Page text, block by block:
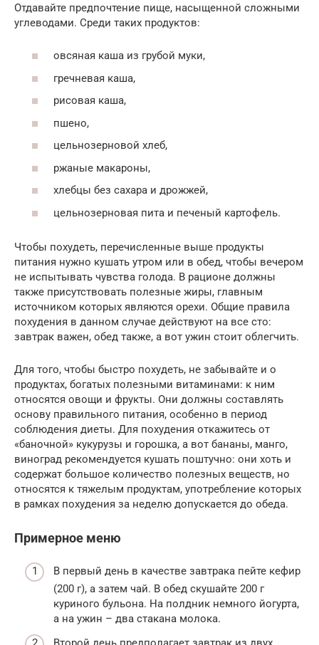
Отдавайте предпочтение пище, насыщенной сложными
углеводами. Среди таких продуктов:
овсяная каша из грубой муки,
гречневая каша,
рисовая каша,
пшено,
цельнозерновой хлеб,
ржаные макароны,
хлебцы без сахара и дрожжей,
цельнозерновая пита и печеный картофель.
Чтобы похудеть, перечисленные выше продукты
питания нужно кушать утром или в обед, чтобы вечером
не испытывать чувства голода. В рационе должны
также присутствовать полезные жиры, главным
источником которых являются орехи. Общие правила
похудения в данном случае действуют на все сто:
завтрак важен, обед также, а вот ужин стоит облегчить.
Для того, чтобы быстро похудеть, не забывайте и о
продуктах, богатых полезными витаминами: к ним
относятся овощи и фрукты. Они должны составлять
основу правильного питания, особенно в период
соблюдения диеты. Для похудения откажитесь от
«баночной» кукурузы и горошка, а вот бананы, манго,
виноград рекомендуется кушать поштучно: они хоть и
содержат большое количество полезных веществ, но
относятся к тяжелым продуктам, употребление которых
в рамках похудения за неделю допускается до обеда.
Примерное меню­
В первый день в качестве завтрака пейте кефир
(200 г), а затем чай. В обед скушайте 200 г
куриного бульона. На полдник немного йогурта,
а на ужин – два стакана молока.